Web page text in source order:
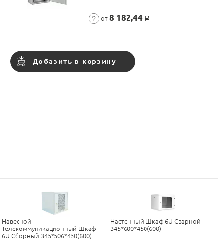
от 8 182,44 Р
Добавить в корзину
Навесной
Телекоммуникационный Шкаф
6U Сборный 345*506*450(600)
Настенный Шкаф 6U Сварной
345*600*450(600)